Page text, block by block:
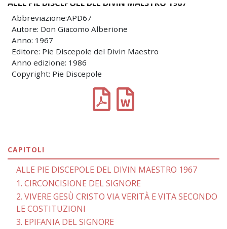
ALLE PIE DISCEPOLE DEL DIVIN MAESTRO 1967
Abbreviazione:APD67
Autore: Don Giacomo Alberione
Anno: 1967
Editore: Pie Discepole del Divin Maestro
Anno edizione: 1986
Copyright: Pie Discepole
CAPITOLI
ALLE PIE DISCEPOLE DEL DIVIN MAESTRO 1967
1. CIRCONCISIONE DEL SIGNORE
2. VIVERE GESÙ CRISTO VIA VERITÀ E VITA SECONDO
LE COSTITUZIONI
3. EPIFANIA DEL SIGNORE